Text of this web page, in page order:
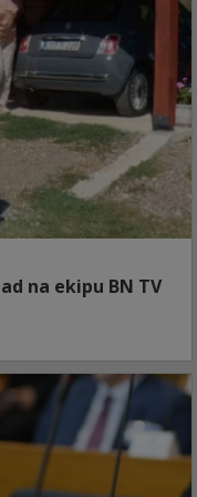
na ekipu BN TV